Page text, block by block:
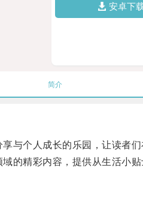
安卓下
简介
个人成长的乐园，让读者们
精彩内容，提供从生活小贴